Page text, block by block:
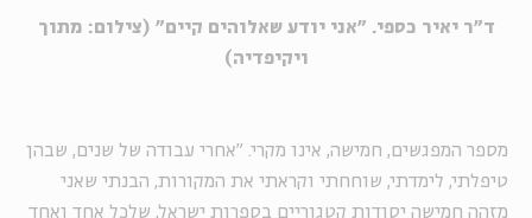
ד"ר יאיר כספי. "אני יודע שאלוהים קיים" (צילום: מתוך
ויקיפדיה)
מספר המפגשים, חמישה, אינו מקרי. "אחרי עבודה של שנים, שבהן
טיפלתי, לימדתי, שוחחתי וקראתי את המקורות, הבנתי שאני
מזהה חמישה יסודות קטגוריים בספרות ישראל, שלכל אחד ואחד